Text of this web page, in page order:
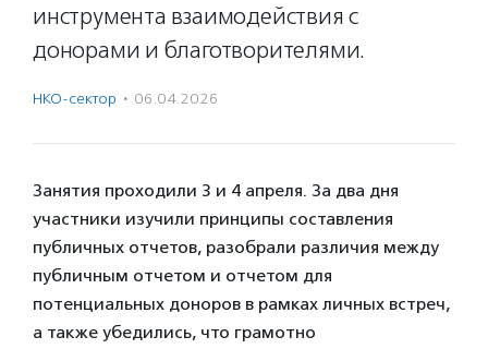
инструмента взаимодействия с
донорами и благотворителями.
НКО-сектор · 06.04.2026
Занятия проходили 3 и 4 апреля. За два дня
участники изучили принципы составления
публичных отчетов, разобрали различия между
публичным отчетом и отчетом для
потенциальных доноров в рамках личных встреч,
а также убедились, что грамотно